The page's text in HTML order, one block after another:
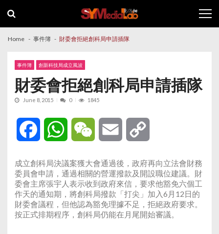
navigation
content
Home 事件簿 財委會拒絕創科局申請插隊
事件簿 創新科技局成立風波
財委會拒絕創科局申請插隊
June 8, 2015 0 1845
Facebook WhatsAppWeChat Email
成立創科局決議案獲大會通過後，政府再向立法會財務
委員會申請，通過相關的營運撥款及開設職位建議。財
委會主席張宇人表示收到政府來信，要求他豁免六個工
作天的通知期，將創科局撥款「打尖」加入6月12日的
財委會議程，但他認為豁免理據不足，拒絕政府要求。
按正式排期程序，創科局仍能在月尾開始審議。